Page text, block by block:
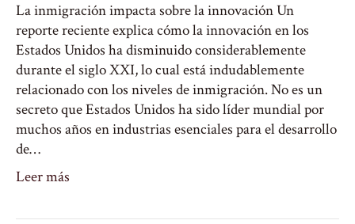
La inmigración impacta sobre la innovación Un
reporte reciente explica cómo la innovación en los
Estados Unidos ha disminuido considerablemente
durante el siglo XXI, lo cual está indudablemente
relacionado con los niveles de inmigración. No es un
secreto que Estados Unidos ha sido líder mundial por
muchos años en industrias esenciales para el desarrollo
de…
Leer más